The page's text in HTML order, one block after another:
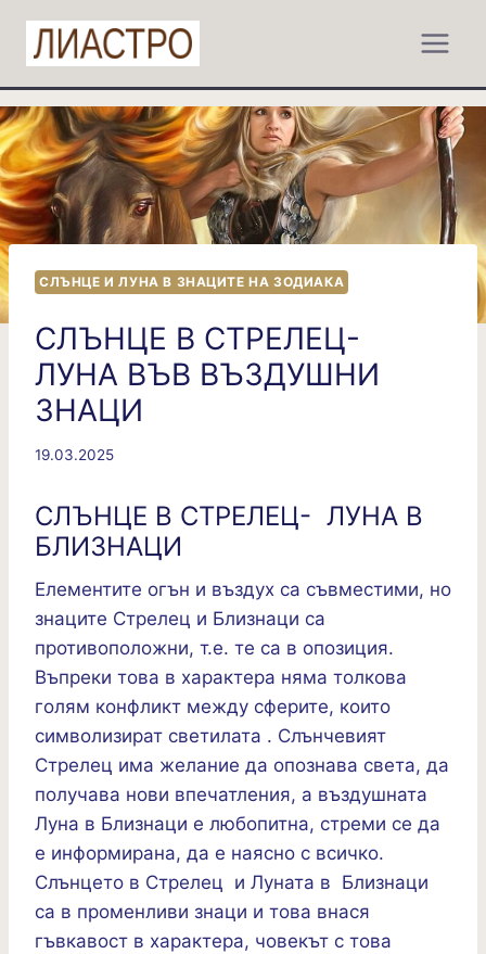
съдържанието
СЛЪНЦЕ И ЛУНА В ЗНАЦИТЕ НА ЗОДИАКА
СЛЪНЦЕ В СТРЕЛЕЦ-
ЛУНА ВЪВ ВЪЗДУШНИ
ЗНАЦИ
19.03.2025
СЛЪНЦЕ В СТРЕЛЕЦ- ЛУНА В
БЛИЗНАЦИ
Елементите огън и въздух са съвместими, но
знаците Стрелец и Близнаци са
противоположни, т.е. те са в опозиция.
Въпреки това в характера няма толкова
голям конфликт между сферите, които
символизират светилата . Слънчевият
Стрелец има желание да опознава света, да
получава нови впечатления, а въздушната
Луна в Близнаци е любопитна, стреми се да
е информирана, да е наясно с всичко.
Слънцето в Стрелец и Луната в Близнаци
са в променливи знаци и това внася
гъвкавост в характера, човекът с това